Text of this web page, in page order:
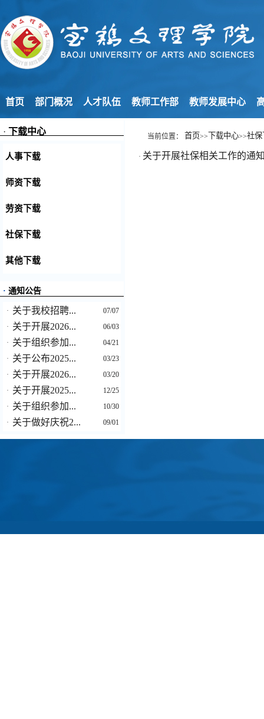
首页 部门概况 人才队伍 教师工作部 教师发展中心
· 下载中心
人事下载
师资下载
劳资下载
社保下载
其他下载
· 通知公告
· 关于我校招聘...
07/07
· 关于开展2026...
06/03
· 关于组织参加...
04/21
· 关于公布2025...
03/23
· 关于开展2026...
03/20
· 关于开展2025...
12/25
· 关于组织参加...
10/30
· 关于做好庆祝2... 09/01
当前位置： 首页>> 下载中心>>社保
· 关于开展社保相关工作的通